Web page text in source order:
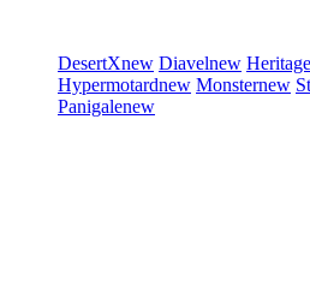
DesertXnew Diavelnew Heritage
Hypermotardnew Monsternew
Panigalenew